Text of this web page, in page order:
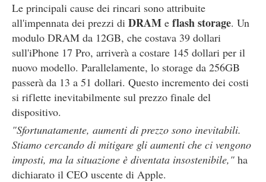
Le principali cause dei rincari sono attribuite
all'impennata dei prezzi di DRAM e flash storage. Un
modulo DRAM da 12GB, che costava 39 dollari
sull'iPhone 17 Pro, arriverà a costare 145 dollari per il
nuovo modello. Parallelamente, lo storage da 256GB
passerà da 13 a 51 dollari. Questo incremento dei costi
si riflette inevitabilmente sul prezzo finale del
dispositivo.
"Sfortunatamente, aumenti di prezzo sono inevitabili.
Stiamo cercando di mitigare gli aumenti che ci vengono
imposti, ma la situazione è diventata insostenibile," ha
dichiarato il CEO uscente di Apple.